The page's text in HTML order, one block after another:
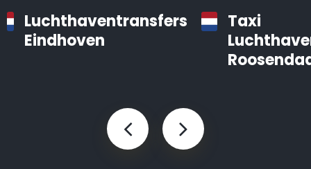
Luchthaventransfers
Eindhoven
Taxi